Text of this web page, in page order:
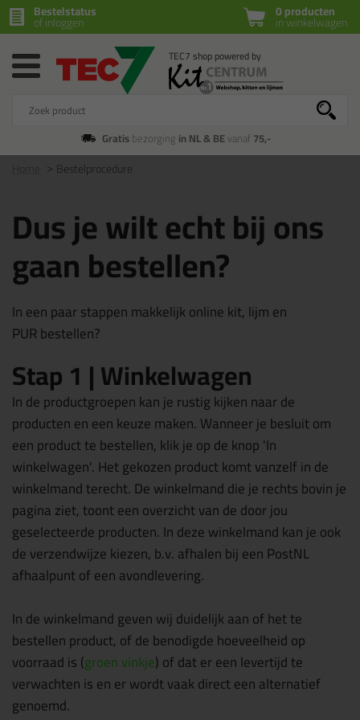
0 producten
in winkelwagen
Bestelstatus
of inloggen
Gratisbezorging in NL & BEvanaf75,-
Bestelprocedure
Dus je wilt echt bij ons
gaan bestellen?
In een paar stappen makkelijk online kit, lijm en
PUR bestellen?
Stap 1 | Winkelwagen
In de productgroepen kan je rustig kijken naar de
producten en een keuze maken. Wanneer je besluit om
een product te bestellen, klik je op de knop 'In
winkelwagen'. Het gekozen product komt vanzelf in de
winkelmand terecht. De winkelmand die je rechts bovin je
pagina ziet, toont een overzicht van de door jou
geselecteerde producten. In deze winkelmand kan je ook
de verzendwijze kiezen, b.v. afhalen bij een PostNL
afhaalpunt of een avondlevering.
In de winkelmand geven wij duidelijk aan of het te
bestellen product, of de benodigde hoeveelheid op
voorraad is (groen vinkje) of dat er een levertijd te
verwachten is en er wordt vaak direct een alternatief
genoemd.